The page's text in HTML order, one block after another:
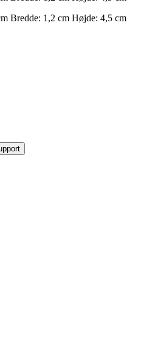
Bredde: 1,2 cm Højde: 4,5 cm